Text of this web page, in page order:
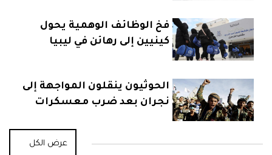
فخ الوظائف الوهمية يحول
كينيين إلى رهائن في ليبيا
الحوثيون ينقلون المواجهة إلى
نجران بعد ضرب معسكرات
عرض الكل